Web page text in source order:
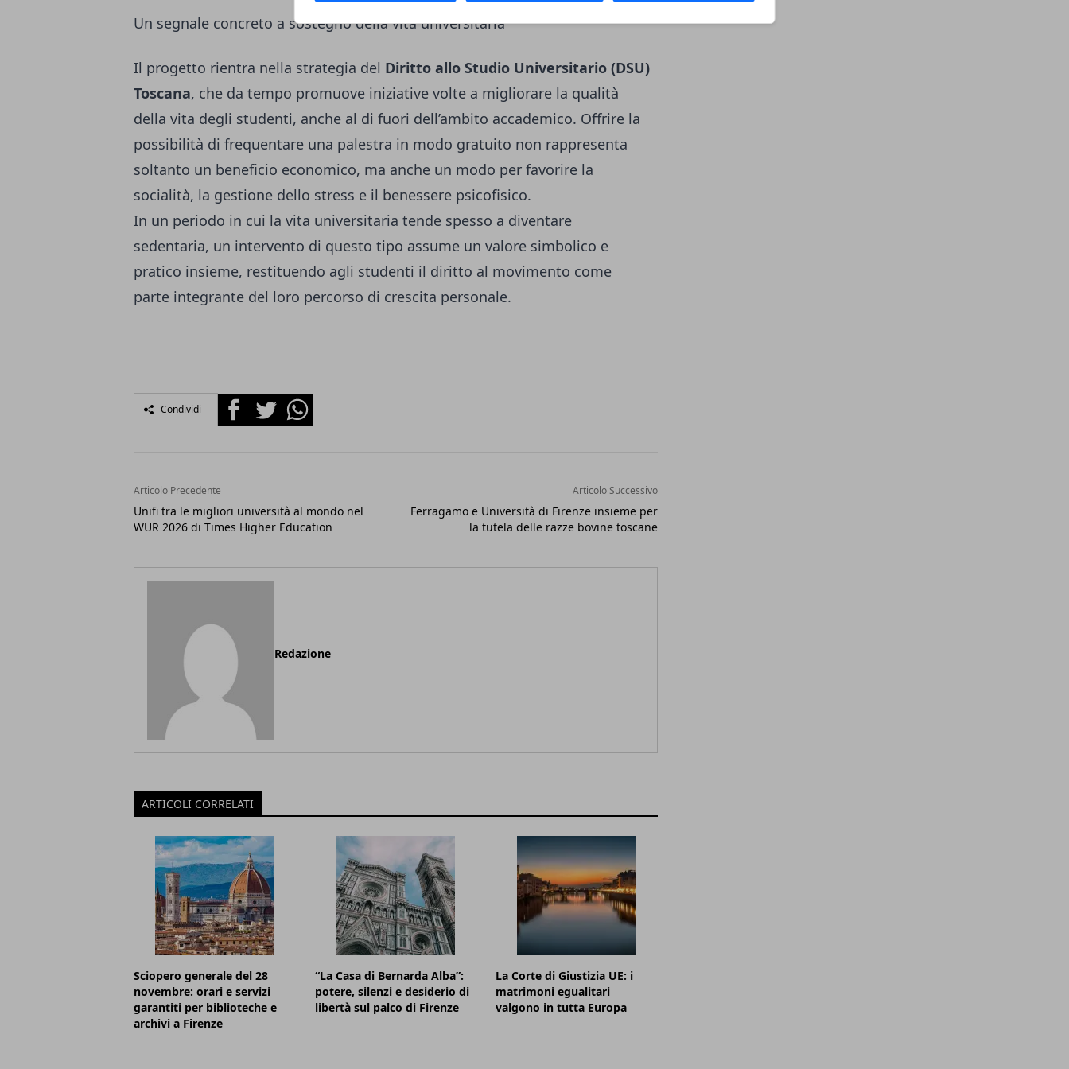
Un segnale concreto a sostegno della vita universitaria
Il progetto rientra nella strategia del Diritto allo Studio Universitario (DSU)
Toscana, che da tempo promuove iniziative volte a migliorare la qualità
della vita degli studenti, anche al di fuori dell’ambito accademico. Offrire la
possibilità di frequentare una palestra in modo gratuito non rappresenta
soltanto un beneficio economico, ma anche un modo per favorire la
socialità, la gestione dello stress e il benessere psicofisico.
In un periodo in cui la vita universitaria tende spesso a diventare
sedentaria, un intervento di questo tipo assume un valore simbolico e
pratico insieme, restituendo agli studenti il diritto al movimento come
parte integrante del loro percorso di crescita personale.
Condividi FacebookTwitterWhatsapp
Articolo Precedente
Unifi tra le migliori università al mondo nel
WUR 2026 di Times Higher Education
Articolo Successivo
Ferragamo e Università di Firenze insieme per
la tutela delle razze bovine toscane
Redazione
ARTICOLI CORRELATI
Sciopero generale del 28
novembre: orari e servizi
garantiti per biblioteche e
archivi a Firenze
“La Casa di Bernarda Alba”:
potere, silenzi e desiderio di
libertà sul palco di Firenze
La Corte di Giustizia UE: i
matrimoni egualitari
valgono in tutta Europa